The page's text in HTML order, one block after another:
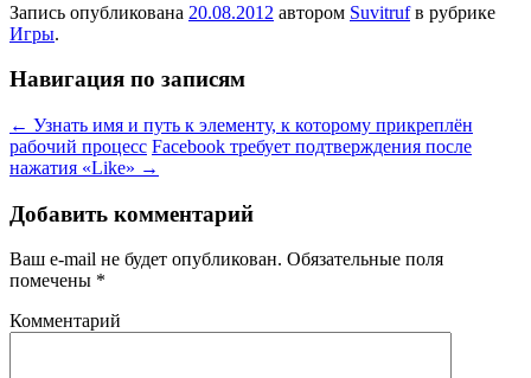
Запись опубликована 20.08.2012 автором Suvitrufв рубрике
Игры.
Навигация по записям
← Узнать имя и путь к элементу, к которому прикреплён
рабочий процесс Facebook требует подтверждения после
нажатия «Like» →
Добавить комментарий
Ваш e-mail не будет опубликован. Обязательные поля
помечены *
Комментарий